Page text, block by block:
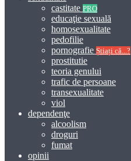
castitate PRO
educaţie sexuală
homosexualitate
pedofilie
pornografie Știați că...?
prostitutie
teoria genului
trafic de persoane
transexualitate
viol
dependenţe
alcoolism
droguri
fumat
opinii